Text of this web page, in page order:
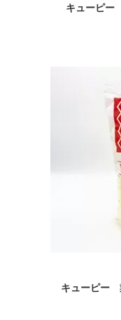
キューピ
キューピー